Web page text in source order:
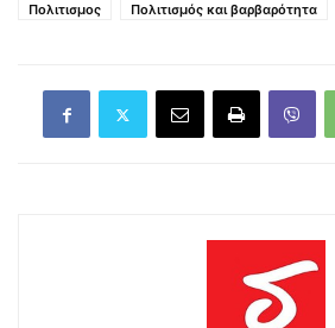
Πολιτισμος
Πολιτισμός και βαρβαρότητα